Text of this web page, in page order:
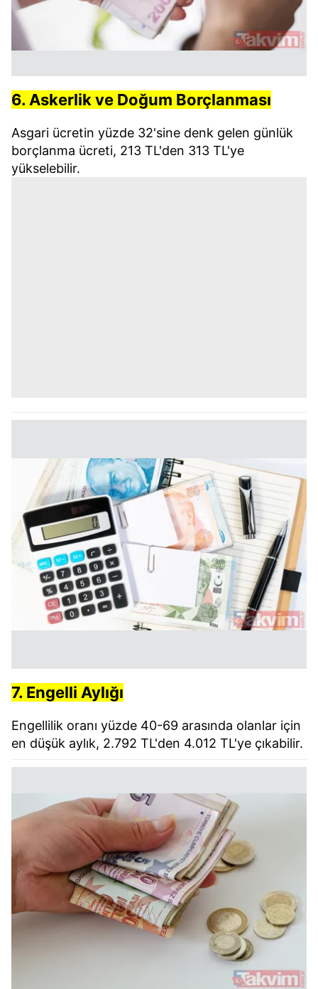
6. Askerlik ve Doğum Borçlanması
Asgari ücretin yüzde 32'sine denk gelen günlük
borçlanma ücreti, 213 TL'den 313 TL'ye
yükselebilir.
7. Engelli Aylığı
Engellilik oranı yüzde 40-69 arasında olanlar için
en düşük aylık, 2.792 TL'den 4.012 TL'ye çıkabilir.